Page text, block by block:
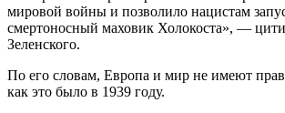
мировой войны и позволило нацистам
смертоносный маховик Холокоста», —
Зеленского.
По его словам, Европа и мир не имеют
как это было в 1939 году.